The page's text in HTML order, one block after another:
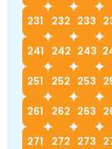
231 232 233
241 242 243
251 252 253
261 262 263
271 272 273